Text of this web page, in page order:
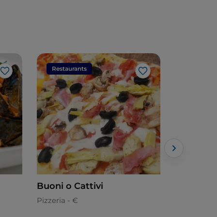
Like
Restaurants
Like
Buoni o Cattivi
Pizzeria - €